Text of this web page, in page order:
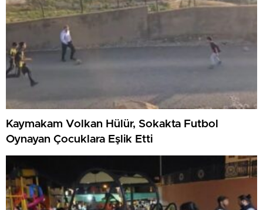
Kaymakam Volkan Hülür, Sokakta Futbol
Oynayan Çocuklara Eşlik Etti